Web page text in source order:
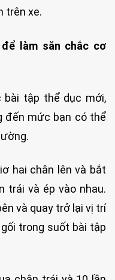
trên xe.
làm săn chắc cơ
tập thể dục mới,
đến mức bạn có thể
hai chân lên và bắt
trái và ép vào nhau.
và quay trở lại vị trí
trong suốt bài tập